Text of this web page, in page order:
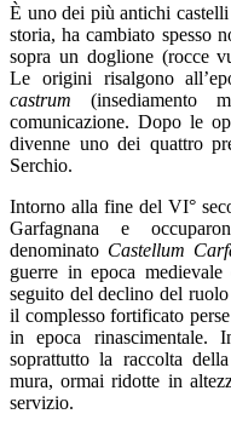
È uno dei più antichi
storia, ha cambiato spesso
sopra un doglione (rocce
Le origini risalgono
castrum (insediamento
comunicazione. Dopo le
divenne uno dei quattro
Serchio.
Intorno alla fine del VI°
Garfagnana e
denominato Castellum
guerre in epoca
seguito del declino del
il complesso fortificato
in epoca rinascimentale.
soprattutto la raccolta
mura, ormai ridotte in
servizio.